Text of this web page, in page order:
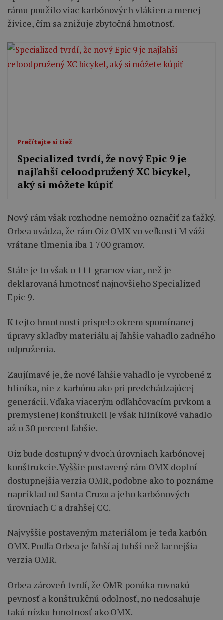
rámu použilo viac karbónových vlákien a menej
živice, čím sa znižuje zbytočná hmotnosť.
Prečítajte si tiež
Specialized tvrdí, že nový Epic 9 je
najľahší celoodpružený XC bicykel,
aký si môžete kúpiť
Nový rám však rozhodne nemožno označiť za ťažký.
Orbea uvádza, že rám Oiz OMX vo veľkosti M váži
vrátane tlmenia iba 1 700 gramov.
Stále je to však o 111 gramov viac, než je
deklarovaná hmotnosť najnovšieho Specialized
Epic 9.
K tejto hmotnosti prispelo okrem spomínanej
úpravy skladby materiálu aj ľahšie vahadlo zadného
odpruženia.
Zaujímavé je, že nové ľahšie vahadlo je vyrobené z
hliníka, nie z karbónu ako pri predchádzajúcej
generácii. Vďaka viacerým odľahčovacím prvkom a
premyslenej konštrukcii je však hliníkové vahadlo
až o 30 percent ľahšie.
Oiz bude dostupný v dvoch úrovniach karbónovej
konštrukcie. Vyššie postavený rám OMX doplní
dostupnejšia verzia OMR, podobne ako to poznáme
napríklad od Santa Cruzu a jeho karbónových
úrovniach C a drahšej CC.
Najvyššie postaveným materiálom je teda karbón
OMX. Podľa Orbea je ľahší aj tuhší než lacnejšia
verzia OMR.
Orbea zároveň tvrdí, že OMR ponúka rovnakú
pevnosť a konštrukčnú odolnosť, no nedosahuje
takú nízku hmotnosť ako OMX.